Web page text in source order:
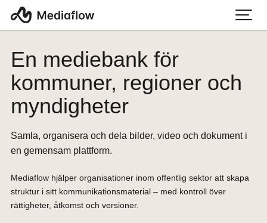
En mediebank för
kommuner, regioner och
myndigheter
Samla, organisera och dela bilder, video och dokument i
en gemensam plattform.
Mediaflow hjälper organisationer inom offentlig sektor att skapa
struktur i sitt kommunikationsmaterial – med kontroll över
rättigheter, åtkomst och versioner.